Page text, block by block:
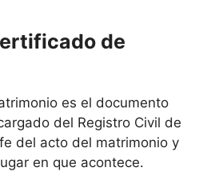
de
es el documento
del Registro Civil de
del acto del matrimonio y
en que acontece.